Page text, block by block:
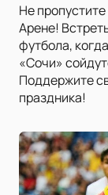
Не
Арене!
футбола,
«Сочи»
Поддержите
праздника!